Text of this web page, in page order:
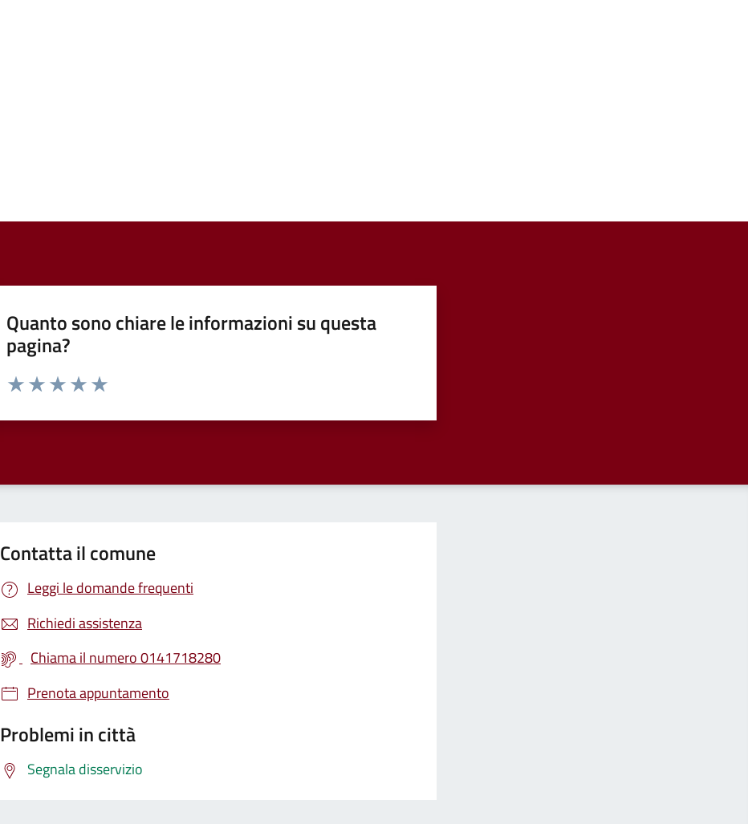
Quanto sono chiare le informazioni su questa
pagina?
Valuta da 1 a 5 stelle la pagina
Contatta il comune
Leggi le domande frequenti
Richiedi assistenza
Chiama il numero 0141718280
Prenota appuntamento
Problemi in città
Segnala disservizio